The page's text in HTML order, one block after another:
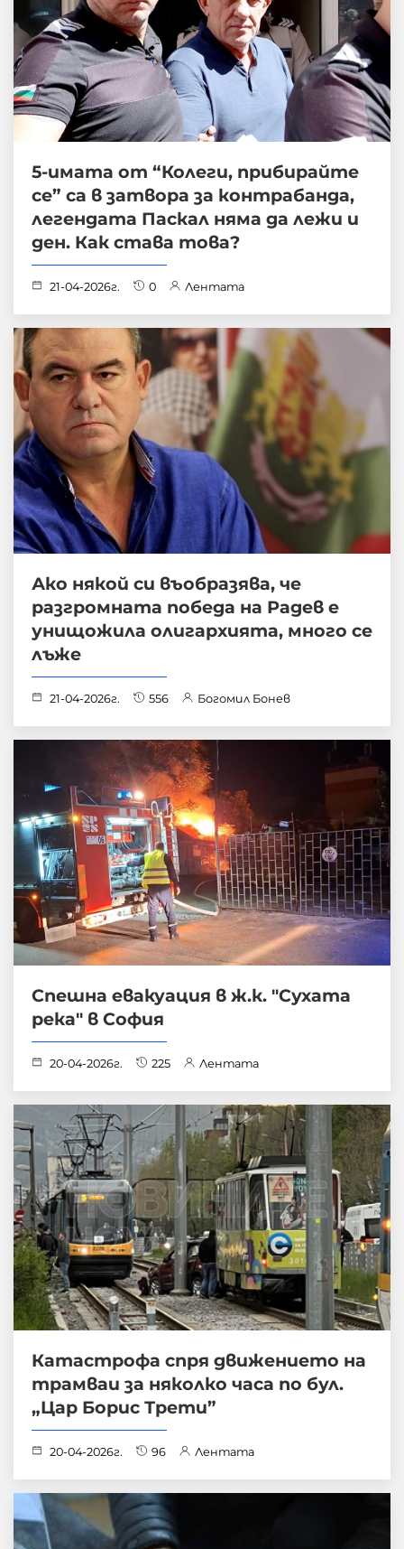
5-имата от “Колеги, прибирайте
се” са в затвора за контрабанда,
легендата Паскал няма да лежи и
ден. Как става това?
21-04-2026г. 0 Лентата
Ако някой си въобразява, че
разгромната победа на Радев е
унищожила олигархията, много се
лъже
21-04-2026г. 556 Богомил Бонев
Спешна евакуация в ж.к. "Сухата
река" в София
20-04-2026г. 225 Лентата
Катастрофа спря движението на
трамваи за няколко часа по бул.
„Цар Борис Трети”
20-04-2026г. 96 Лентата